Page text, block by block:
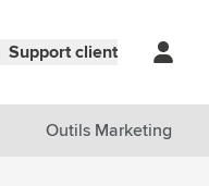
Support client
Outils Marketing